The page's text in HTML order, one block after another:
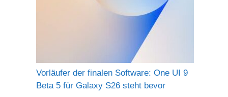
Vorläufer der finalen Software: One UI 9
Beta 5 für Galaxy S26 steht bevor